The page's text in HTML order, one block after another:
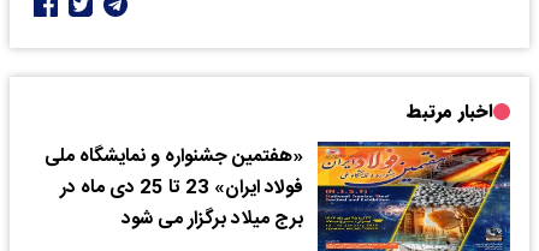
اخبار مرتبط
«هفتمین جشنواره و نمایشگاه ملی
فولاد ایران» 23 تا 25 دی ماه در
برج میلاد برگزار می شود